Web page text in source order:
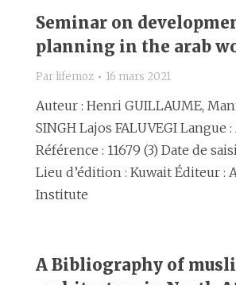
Seminar on
planning in the arab
Par lifemoz 16 mars 2021
Auteur : Henri GUILLAUME,
SINGH Lajos FALUVEGI Langue
Référence : 11679 (3) Date de
Lieu d’édition : Kuwait Éditeur :
Institute
A Bibliography of